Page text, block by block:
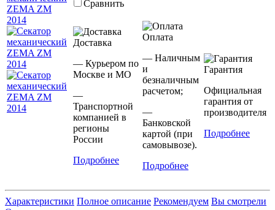
Сравнить
Доставка
— Курьером по
Москве и МО
—
Транспортной
компанией в
регионы
России
Подробнее
Оплата
— Наличным
и
безналичным
расчетом;
—
Банковской
картой (при
самовывозе).
Подробнее
Гарантия
Официальная
гарантия от
производителя
Подробнее
Характеристики Полное описание Рекомендуем Вы смотрели